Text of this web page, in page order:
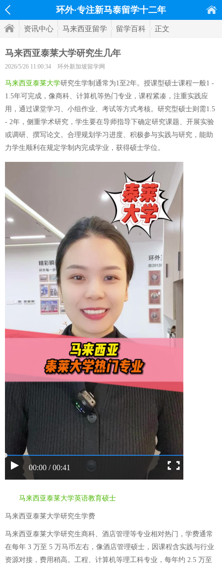
环外·专注新马泰留学十二年
资讯中心 马来西亚留学 留学百科 正文
马来西亚泰莱大学研究生几年
2026/5/26 11:00:34 环外新加坡留学网
马来西亚泰莱大学研究生学制通常为1至2年。授课型硕士课程一般1 -
1.5年可完成，像商科、计算机等热门专业，课程紧凑，注重实践应
用，通过课堂学习、小组作业、考试等方式考核。研究型硕士则需1.5
- 2年，侧重学术研究，学生要在导师指导下确定研究课题、开展实验
或调研、撰写论文。合理规划学习进度、积极参与实践与研究，能助
力学生顺利在规定学制内完成学业，获得硕士学位。
00:00 / 00:41
马来西亚泰莱大学英语教育硕士
马来西亚泰莱大学研究生学费
马来西亚泰莱大学研究生商科、酒店管理等专业相对热门，学费通常
在每年 3 万至 5 万马币左右，像酒店管理硕士，因课程含实践与行业
资源对接，费用稍高。工程、计算机等理工科专业，每年约 2.5 万至